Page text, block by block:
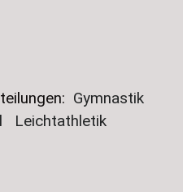
Gymnastik
Leichtathletik